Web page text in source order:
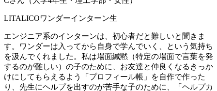
LITALICOワンダーインターン生
エンジニア系のインターンは、初心者だと難しいと聞きま
す。ワンダーは入ってから自身で学んでいく、という気持ち
を汲んでくれました。私は場面緘黙（特定の場面で言葉を発
するのが難しい）の子のために、お友達と仲良くなるきっか
けにしてもらえるよう「プロフィール帳」を自作で作った
り、先生にヘルプを出すのが苦手な子のために、「ヘルプカ